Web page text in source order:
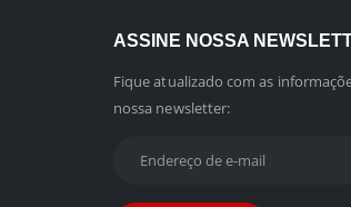
ASSINE NOSSA
Fique atualizado com as
nossa newsletter: